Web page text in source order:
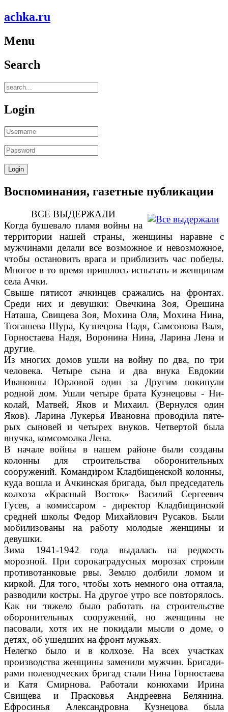
achka.ru
Menu
Search
Login
Воспоминания, газетные публикации
ВСЕ ВЫДЕРЖАЛИ
Когда бушевало пламя войны на
территории нашей страны, женщины наравне с
мужчинами делали все возможное и невоз­можное,
чтобы остановить врага и приблизить час победы.
Мно­гое в то время пришлось ис­пытать и женщинам
села Ачки.
Свыше пятисот ачкинцев сра­жались на фронтах.
Среди них и девушки: Овечкина Зоя, Орешина
Наташа, Свищева Зоя, Мохина Оля, Мохина Нина,
Тюгашева Шу­ра, Кузнецова Надя, Самсонова Валя,
Горностаева Надя, Ворони­на Нина, Ларина Лена и
другие.
Из многих домов ушли на вой­ну по два, по три
человека. Че­тыре сына и два внука Евдокии
Ивановны Юрловой один за Дру­гим покинули
родной дом. Ушли четыре брата Кузнецовы - Ни­
колай, Матвей, Яков и Михаил. (Вернулся один
Яков). Ларина Лукерья Ивановна проводила пяте­
рых сыновей и четырех внуков. Четвертой была
внучка, комсо­молка Лена.
В начале войны в нашем рай­оне были созданы
колонны для строительства оборонительных
сооружений. Командиром Клад­бищенской колонны,
куда вошла и Ачкинская бригада, был пред­седатель
колхоза «Красный Вос­ток» Василий Сергеевич
Гусев, а комиссаром - директор Кладбищинской
средней школы Федор Михайлович Русаков. Были
моби­лизованы на работу молодые женщины и
девушки.
Зима 1941-1942 года выдалась на редкость
морозной. При соро­каградусных морозах строили
противотанковые рвы. Землю дол­били ломом и
киркой. Для того, чтобы хоть немного она оттаяла,
разводили костры. На другое ут­ро все повторялось.
Как ни тя­жело было работать на строи­тельстве
оборонительных соору­жений, но женщины не
пасова­ли, хотя их не покидали мысли о доме, о
детях, об ушедших на фронт мужьях.
Нелегко было и в колхозе. На всех участках
производства жен­щины заменили мужчин. Бригади­
рами полеводческих бригад стали Нина Горностаева
и Катя Смир­нова. Работали конюхами Ирина
Свищева и Прасковья Андреевна Белянина.
Ефросинья Александ­ровна Кузнецова была